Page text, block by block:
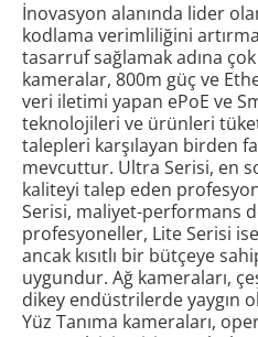
İnovasyon alanında lider
kodlama verimliliğini
tasarruf sağlamak adına
kameralar, 800m güç ve
veri iletimi yapan ePoE ve
teknolojileri ve ürünleri
talepleri karşılayan birden
mevcuttur. Ultra Serisi, en
kaliteyi talep eden
Serisi, maliyet-performans
profesyoneller, Lite Serisi
ancak kısıtlı bir bütçeye
uygundur. Ağ kameraları,
dikey endüstrilerde yaygın
Yüz Tanıma kameraları,